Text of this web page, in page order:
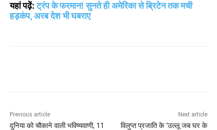
यहां पढ़ें:ट्रंप के फरमान! सुनते ही अमेरिका से ब्रिटेन तक मची
हड़कंप, अरब देश भी घबराए
Previous article
दुनिया को चौकाने वाली भविष्यवाणी, 11
Next article
विलुप्त प्रजाति के ‘उल्लू जब घर के